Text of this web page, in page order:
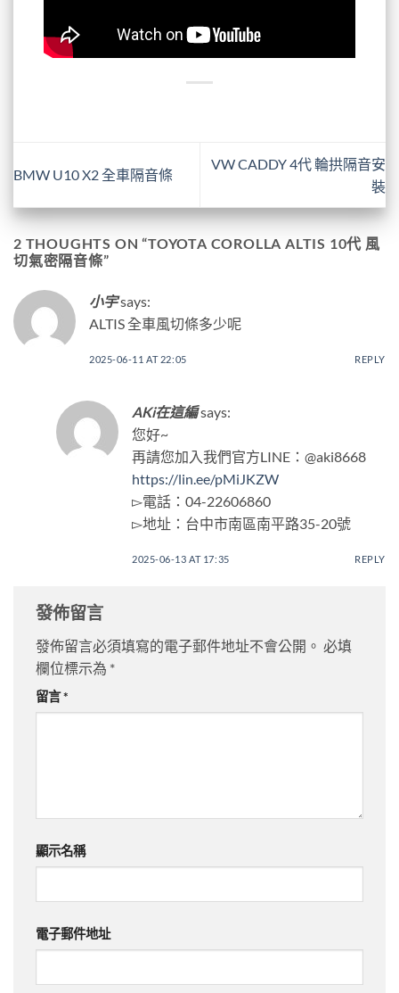
BMW U10 X2 全車隔音條
VW CADDY 4代 輪拱隔音安
裝
2 THOUGHTS ON “TOYOTA COROLLA ALTIS 10代 風
切氣密隔音條”
小宇says:
ALTIS 全車風切條多少呢
2025-06-11 AT 22:05 REPLY
AKi在這編says:
您好~
再請您加入我們官方LINE：@aki8668
https://lin.ee/pMiJKZW
▻電話：04-22606860
▻地址：台中市南區南平路35-20號
2025-06-13 AT 17:35 REPLY
發佈留言
發佈留言必須填寫的電子郵件地址不會公開。 必填
欄位標示為 *
留言*
顯示名稱
電子郵件地址